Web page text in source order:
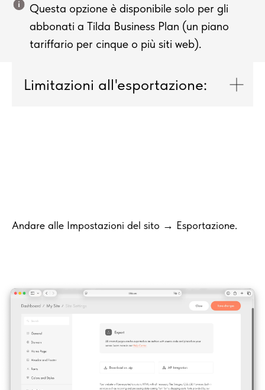
Questa opzione è disponibile solo per gli
abbonati a Tilda Business Plan (un piano
tariffario per cinque o più siti web).
Limitazioni all'esportazione:
Andare alle Impostazioni del sito → Esportazione.